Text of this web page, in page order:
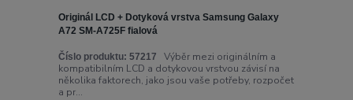
Originál LCD + Dotyková vrstva Samsung Galaxy
A72 SM-A725F fialová
Číslo produktu: 57217
Výběr mezi originálním a
kompatibilním LCD a dotykovou vrstvou závisí na
několika faktorech, jako jsou vaše potřeby, rozpočet
a pr...